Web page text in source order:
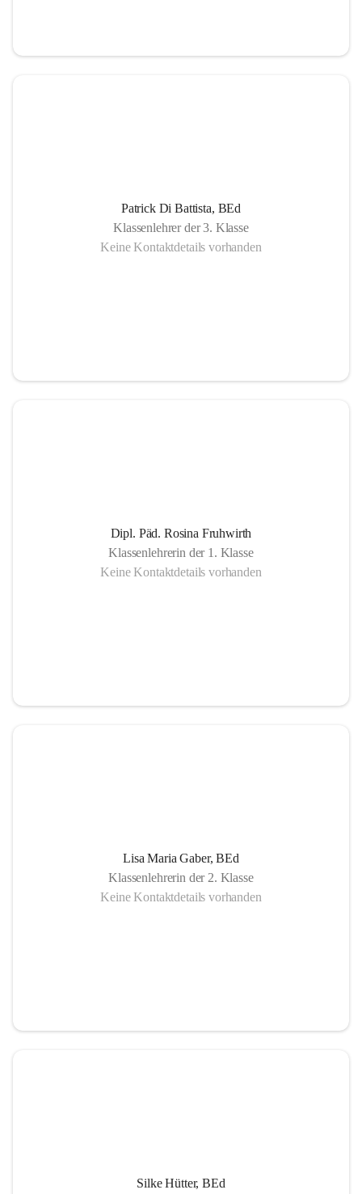
Patrick Di Battista, BEd
Klassenlehrer der 3. Klasse
Keine Kontaktdetails vorhanden
Dipl. Päd. Rosina Fruhwirth
Klassenlehrerin der 1. Klasse
Keine Kontaktdetails vorhanden
Lisa Maria Gaber, BEd
Klassenlehrerin der 2. Klasse
Keine Kontaktdetails vorhanden
Silke Hütter, BEd